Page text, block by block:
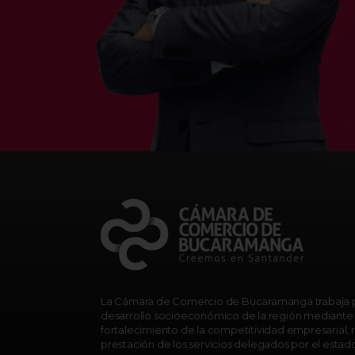
La Cámara de Comercio de Bucaramanga trabaja
desarrollo socioeconómico de la región mediante
fortalecimiento de la competitividad empresarial,
prestación de los servicios delegados por el